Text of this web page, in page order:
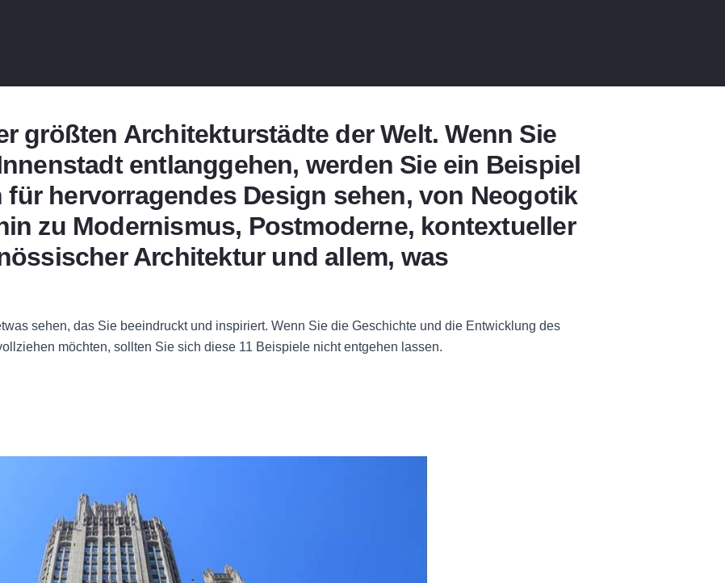
größten Architekturstädte der Welt. Wenn Sie
entlanggehen, werden Sie ein Beispiel
für hervorragendes Design sehen, von Neogotik
zu Modernismus, Postmoderne, kontextueller
Architektur und allem, was
sehen, das Sie beeindruckt und inspiriert. Wenn Sie die Geschichte und die Entwicklung des
möchten, sollten Sie sich diese 11 Beispiele nicht entgehen lassen.